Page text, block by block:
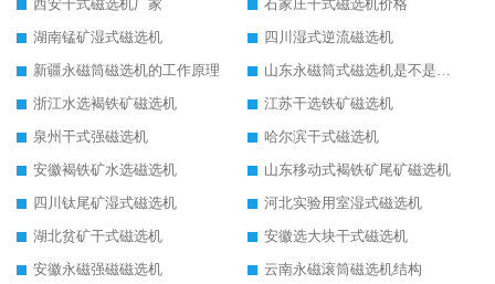
西安干式磁选机厂家
石家庄干式磁选机价格
湖南锰矿湿式磁选机
四川湿式逆流磁选机
新疆永磁筒磁选机的工作原理
山东永磁筒式磁选机是不是强磁
浙江水选褐铁矿磁选机
江苏干选铁矿磁选机
泉州干式强磁选机
哈尔滨干式磁选机
安徽褐铁矿水选磁选机
山东移动式褐铁矿尾矿磁选机
四川钛尾矿湿式磁选机
河北实验用室湿式磁选机
湖北贫矿干式磁选机
安徽选大块干式磁选机
安徽永磁强磁磁选机
云南永磁滚筒磁选机结构